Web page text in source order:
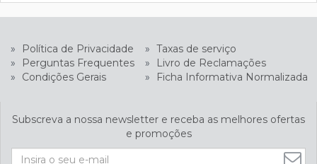
» Política de Privacidade » Taxas de serviço
»
Perguntas Frequentes »
Livro de Reclamações
»
Condições Gerais » Ficha Informativa Normalizada
Subscreva a nossa newsletter e receba as melhores ofertas
e promoções